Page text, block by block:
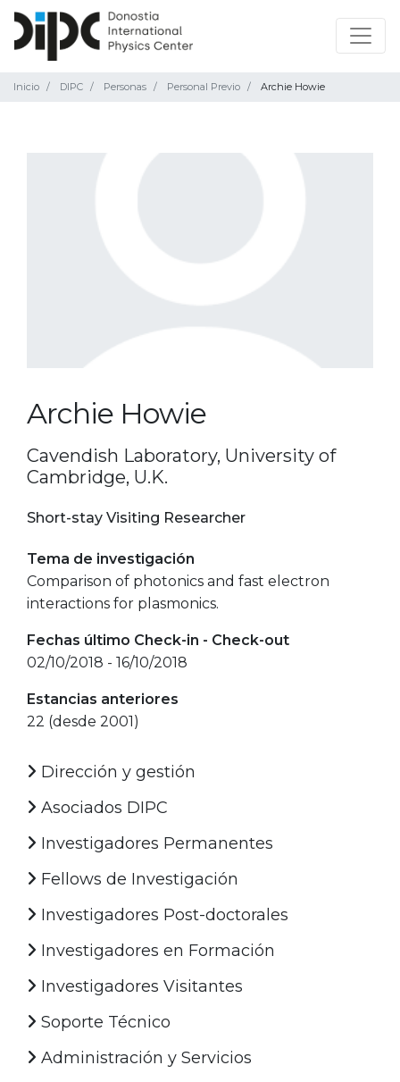
Inicio DIPC Personas Personal Previo Archie Howie
Archie Howie
Cavendish Laboratory, University of
Cambridge, U.K.
Short-stay Visiting Researcher
Tema de investigación
Comparison of photonics and fast electron
interactions for plasmonics.
Fechas último Check-in - Check-out
02/10/2018 - 16/10/2018
Estancias anteriores
22 (desde 2001)
Dirección y gestión
Asociados DIPC
Investigadores Permanentes
Fellows de Investigación
Investigadores Post-doctorales
Investigadores en Formación
Investigadores Visitantes
Soporte Técnico
Administración y Servicios